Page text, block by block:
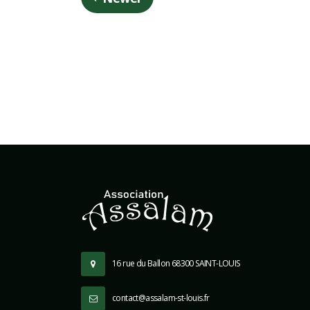
16 rue du Ballon 68300 SAINT-LOUIS
contact@assalam-st-louis.fr